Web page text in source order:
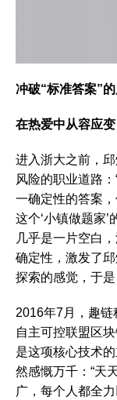
冲破“标准答案”
在热爱中从容应变
进入浙大之前，
风险的职业道路
一确定性的答案
这个‘小镇做题家
几乎是一片空白
确定性，激发了
探索的感觉，于是
2016年7月，趣
自主可控联盟区
是这项核心技术
然感慨万千：“天
广，每个人都全